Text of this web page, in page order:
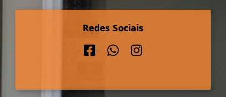
Redes Sociais